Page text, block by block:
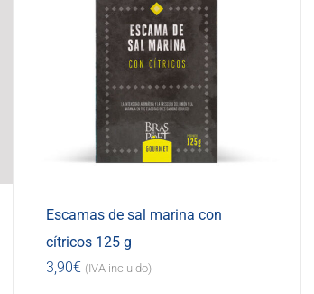
Escamas de sal marina con
cítricos 125 g
3,90€ (IVA incluido)